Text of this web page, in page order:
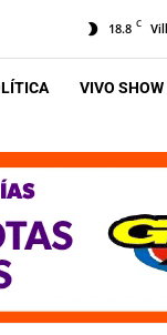
18.8 C
VIVO SHOW